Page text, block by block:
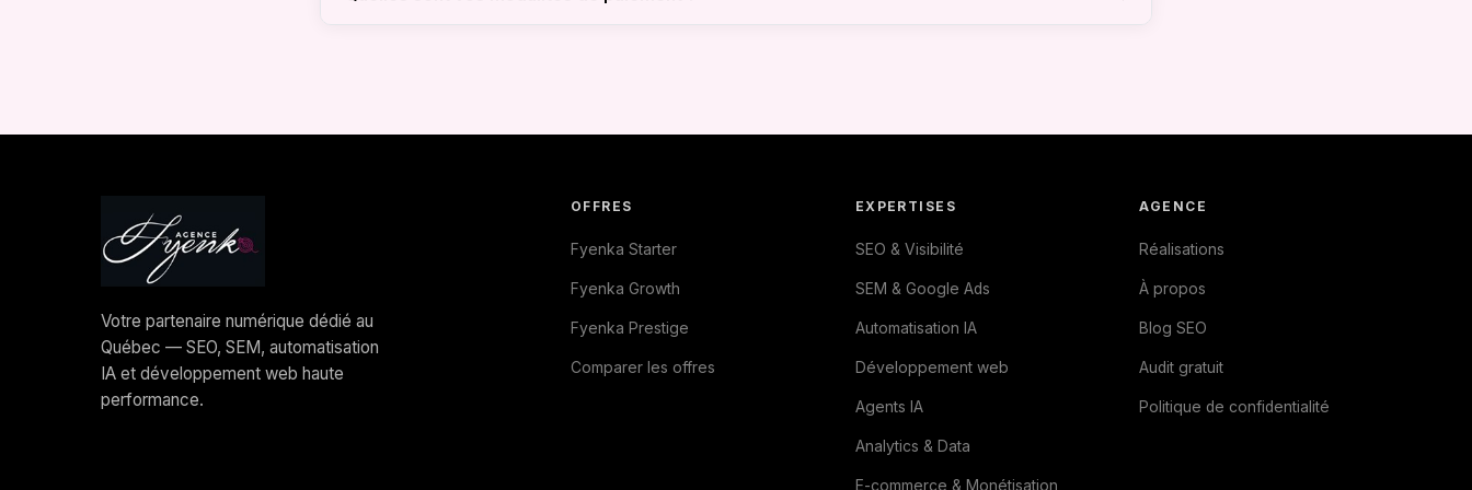
Votre partenaire numérique dédié au
Québec — SEO, SEM, automatisation
IA et développement web haute
performance.
OFFRES
Fyenka Starter
Fyenka Growth
Fyenka Prestige
Comparer les offres
EXPERTISES
SEO & Visibilité
SEM & Google Ads
Automatisation IA
Développement web
Agents IA
Analytics & Data
E-commerce & Monétisation
AGENCE
Réalisations
À propos
Blog SEO
Audit gratuit
Politique de confidentialité